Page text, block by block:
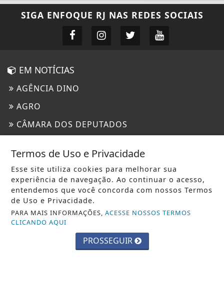
SIGA ENFOQUE RJ NAS REDES SOCIAIS
EM NOTÍCIAS
AGÊNCIA DINO
AGRO
CÂMARA DOS DEPUTADOS
CULTURA
DIREITOS HUMANOS
ECONOMIA
EDUCAÇÃO
ENTRETENIMENTO
Termos de Uso e Privacidade
Esse site utiliza cookies para melhorar sua
experiência de navegação. Ao continuar o acesso,
entendemos que você concorda com nossos Termos
de Uso e Privacidade.
PARA MAIS INFORMAÇÕES,ACESSE NOSSOS TERMOS
CLICANDO AQUI
PROSSEGUIR